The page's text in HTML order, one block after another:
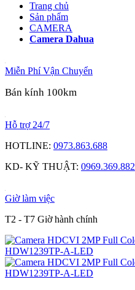
Trang chủ
Sản phẩm
CAMERA
Camera Dahua
Miễn Phí Vận Chuyển
Bán kính 100km
Hỗ trợ 24/7
HOTLINE: 0973.863.688
KD- KỸ THUẬT: 0969.369.882
Giờ làm việc
T2 - T7 Giờ hành chính